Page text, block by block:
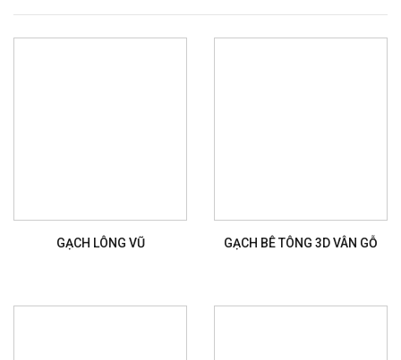
GẠCH LÔNG VŨ GẠCH BÊ TÔNG 3D VÂN GỖ